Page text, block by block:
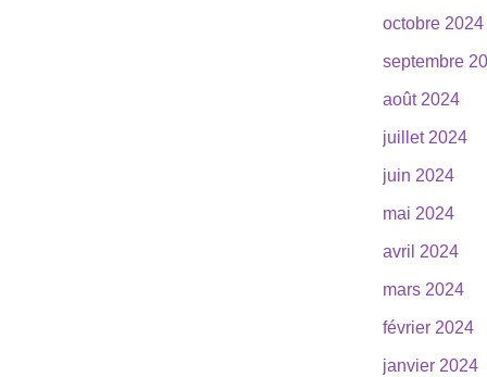
octobre 2024
septembre
août 2024
juillet 2024
juin 2024
mai 2024
avril 2024
mars 2024
février 2024
janvier 2024